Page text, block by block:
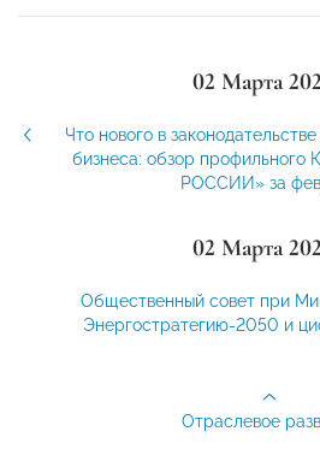
02 Марта
Что нового в
бизнеса: обзор
РОССИИ» за
02 Марта
Общественный совет при
Энергостратегию-2050 и
Отраслевое